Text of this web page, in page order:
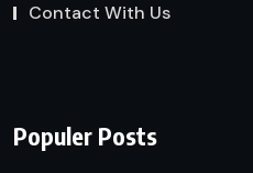
Contact With Us
Populer Posts